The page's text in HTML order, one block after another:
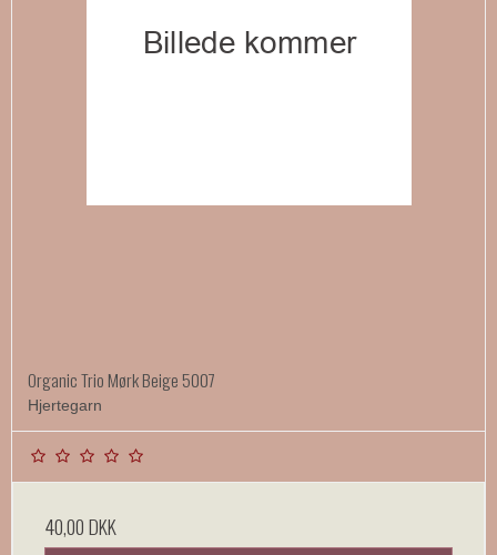
Organic Trio Mørk Beige 5007
Hjertegarn
40,00 DKK